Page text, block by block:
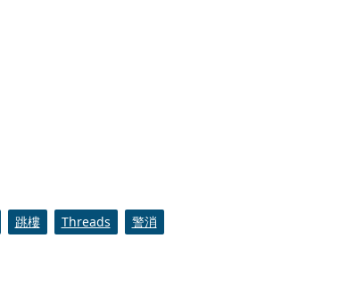
跳樓 Threads
警消